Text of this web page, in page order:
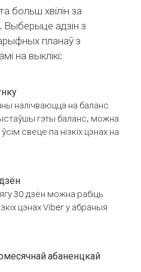
больш хвілін за
адзін з
планаў з
на выклікі:
налічваюцца на баланс
гэты баланс, можна
свеце па нізкіх цэнах на
30 дзён можна рабіць
цэнах Viber у абраныя
абаненцкай